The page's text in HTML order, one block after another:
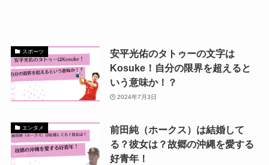
スポーツ
安平光佑のタトゥーの文字は
Kosuke！自分の限界を超えると
いう意味か！？
2024年7月3日
エンタメ
前田純（ホークス）は結婚して
る？彼女は？故郷の沖縄を愛する
好青年！